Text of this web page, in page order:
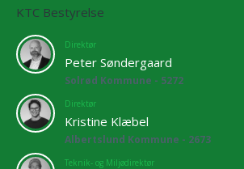
KTC Bestyrelse
Direktør
Peter Søndergaard
Solrød Kommune - 5272
Direktør
Kristine Klæbel
Albertslund Kommune - 2673
Teknik- og Miljødirektør